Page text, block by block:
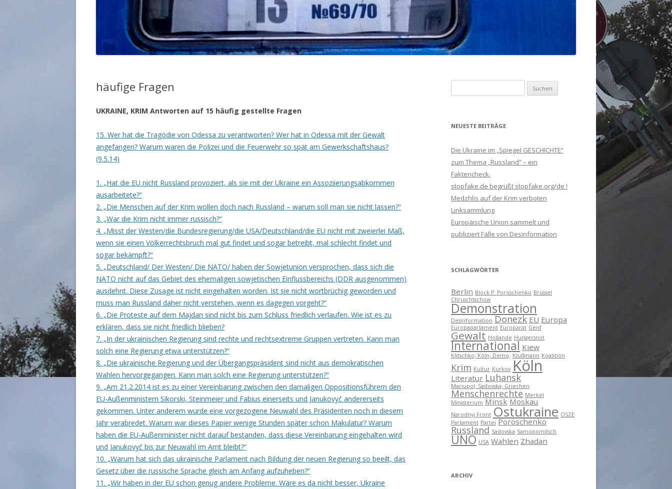
LINKS_2016-1
LINKS_2015-2
LINKS_2015-1
häufige Fragen
UKRAINE, KRIM Antworten auf 15 häufig gestellte Fragen
15. Wer hat die Tragödie von Odessa zu verantworten? Wer hat in Odessa mit der Gewalt
angefangen? Warum waren die Polizei und die Feuerwehr so spät am Gewerkschaftshaus?
(9.5.14)
1. „Hat die EU nicht Russland provoziert, als sie mit der Ukraine ein Assoziierungsabkommen
ausarbeitete?“
2. „Die Menschen auf der Krim wollen doch nach Russland – warum soll man sie nicht lassen?“
3. „War die Krim nicht immer russisch?“
4. „Misst der Westen/die Bundesregierung/die USA/Deutschland/die EU nicht mit zweierlei Maß,
wenn sie einen Völkerrechtsbruch mal gut findet und sogar betreibt, mal schlecht findet und
sogar bekämpft?“
5. „Deutschland/ Der Westen/ Die NATO/ haben der Sowjetunion versprochen, dass sich die
NATO nicht auf das Gebiet des ehemaligen sowjetischen Einflussbereichs (DDR ausgenommen)
ausdehnt. Diese Zusage ist nicht eingehalten worden. Ist sie nicht wortbrüchig geworden und
muss man Russland daher nicht verstehen, wenn es dagegen vorgeht?“
6. „Die Proteste auf dem Majdan sind nicht bis zum Schluss friedlich verlaufen. Wie ist es zu
erklären, dass sie nicht friedlich blieben?
7. „In der ukrainischen Regierung sind rechte und rechtsextreme Gruppen vertreten. Kann man
solch eine Regierung etwa unterstützen?“
8. „Die ukrainische Regierung und der Übergangspräsident sind nicht aus demokratischen
Wahlen hervorgegangen. Kann man solch eine Regierung unterstützen?“
9. „Am 21.2.2014 ist es zu einer Vereinbarung zwischen den damaligen Oppositionsführern den
EU-Außenministern Sikorski, Steinmeier und Fabius einerseits und Janukovyč andererseits
gekommen. Unter anderem wurde eine vorgezogene Neuwahl des Präsidenten noch in diesem
Jahr verabredet. Warum war dieses Papier wenige Stunden später schon Makulatur? Warum
haben die EU-Außenminister nicht darauf bestanden, dass diese Vereinbarung eingehalten wird
und Janukovyč bis zur Neuwahl im Amt bleibt?“
10. „Warum hat sich das ukrainische Parlament nach Bildung der neuen Regierung so beeilt, das
Gesetz über die russische Sprache gleich am Anfang aufzuheben?“
11. „Wir haben in der EU schon genug andere Probleme. Wäre es da nicht besser, Ukraine
nach:
NEUESTE BEITRÄGE
Die Ukraine im „Spiegel GESCHICHTE“
zum Thema „Russland“ – ein
Faktencheck.
stopfake.de begrüßt stopfake.org/de !
Medzhlis auf der Krim verboten
Linksammlung
Europäische Union sammelt und
publiziert Fälle von Desinformation
SCHLAGWÖRTER
Berlin Block P. Poroschenko Brüssel
Chruschtschow
Demonstration
Desinformation Donezk EU Europa
Europaparlament Europarat Genf
Gewalt Hollande Hungersnot
International Kiew
Klitschko; Köln; Demo; Klußmann Koalition
Krim Kultur Kurkov Köln
Literatur Luhansk
Mariupol; Sadovska; Griechen
Menschenrechte Merkel
Ministerium Minsk Moskau
Narodnyj Front Ostukraine OSZE
Parlament Partei Poroschenko
Russland Sadovska Samopomitsch
UNO USA Wahlen Zhadan
ARCHIV